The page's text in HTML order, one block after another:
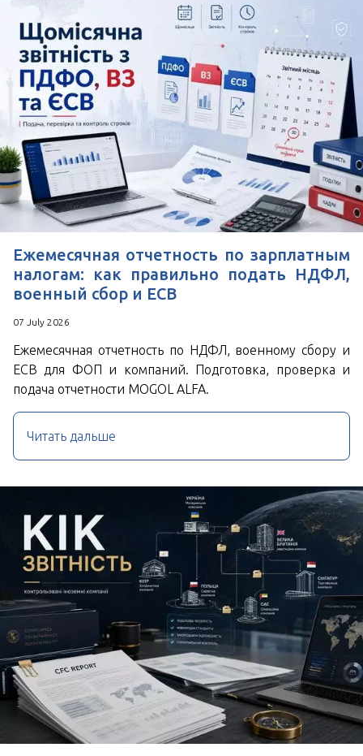
Ежемесячная отчетность по зарплатным
налогам: как правильно подать НДФЛ,
военный сбор и ЕСВ
07 July 2026
Ежемесячная отчетность по НДФЛ, военному сбору и
ЕСВ для ФОП и компаний. Подготовка, проверка и
подача отчетности MOGOL ALFA.
Читать дальше